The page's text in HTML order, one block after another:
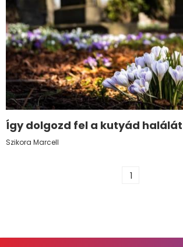
Így dolgozd fel a kutyád halálát
Szikora Marcell
1